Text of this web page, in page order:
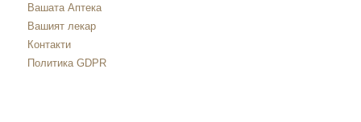
Вашата Аптека
Вашият лекар
Контакти
Политика GDPR